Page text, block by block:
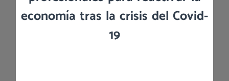
economía tras la crisis del Covid-
19